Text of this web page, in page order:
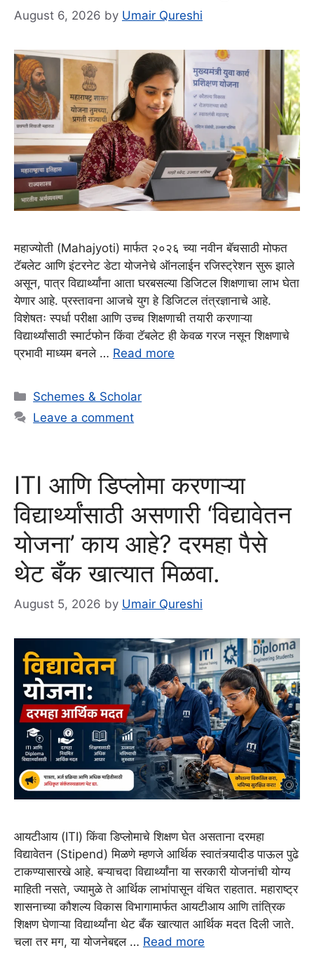
August 6, 2026 by Umair Qureshi
महाज्योती (Mahajyoti) मार्फत २०२६ च्या नवीन बॅचसाठी मोफत
टॅबलेट आणि इंटरनेट डेटा योजनेचे ऑनलाईन रजिस्ट्रेशन सुरू झाले
असून, पात्र विद्यार्थ्यांना आता घरबसल्या डिजिटल शिक्षणाचा लाभ घेता
येणार आहे. प्रस्तावना आजचे युग हे डिजिटल तंत्रज्ञानाचे आहे.
विशेषतः स्पर्धा परीक्षा आणि उच्च शिक्षणाची तयारी करणाऱ्या
विद्यार्थ्यांसाठी स्मार्टफोन किंवा टॅबलेट ही केवळ गरज नसून शिक्षणाचे
प्रभावी माध्यम बनले … Read more
Categories
Schemes & Scholar
Leave a comment
ITI आणि डिप्लोमा करणाऱ्या
विद्यार्थ्यांसाठी असणारी ‘विद्यावेतन
योजना’ काय आहे? दरमहा पैसे
थेट बँक खात्यात मिळवा.
August 5, 2026 by Umair Qureshi
आयटीआय (ITI) किंवा डिप्लोमाचे शिक्षण घेत असताना दरमहा
विद्यावेतन (Stipend) मिळणे म्हणजे आर्थिक स्वातंत्र्यादीड पाऊल पुढे
टाकण्यासारखे आहे. बऱ्याचदा विद्यार्थ्यांना या सरकारी योजनांची योग्य
माहिती नसते, ज्यामुळे ते आर्थिक लाभांपासून वंचित राहतात. महाराष्ट्र
शासनाच्या कौशल्य विकास विभागामार्फत आयटीआय आणि तांत्रिक
शिक्षण घेणाऱ्या विद्यार्थ्यांना थेट बँक खात्यात आर्थिक मदत दिली जाते.
चला तर मग, या योजनेबद्दल … Read more